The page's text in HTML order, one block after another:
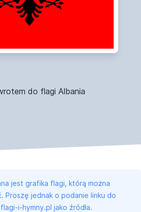
do flagi Albania
jest grafika flagi, którą można
Proszę jednak o podanie linku do
i-hymny.pl jako źródła.